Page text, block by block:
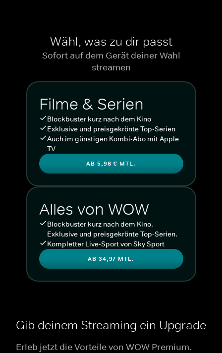
Wähl, was zu dir passt
Sofort auf dem Gerät deiner Wahl
streamen
Filme & Serien
Blockbuster kurz nach dem Kino
Exklusive und preisgekrönte Top-Serien
Auch im günstigen Kombi-Abo mit Apple
TV
AB 5,98 € MTL.
Alles von WOW
Blockbuster kurz nach dem Kino.
Exklusive und preisgekrönte Top-Serien.
Kompletter Live-Sport von Sky Sport
AB 34,97 MTL.
Gib deinem Streaming ein Upgrade
Erleb jetzt die Vorteile von WOW Premium.